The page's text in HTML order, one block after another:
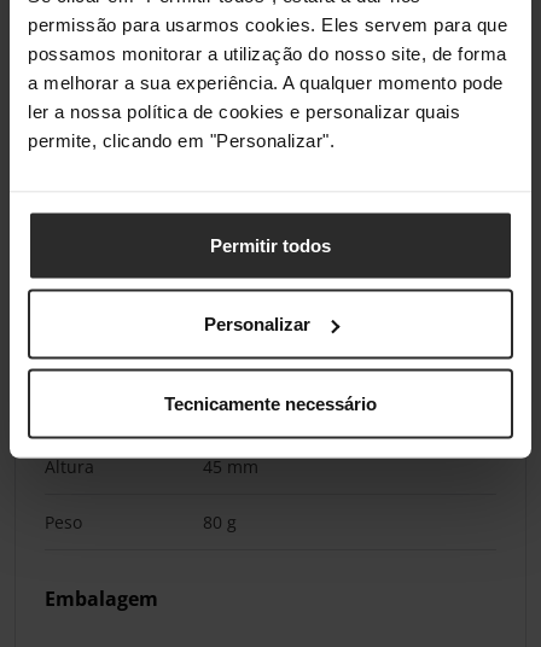
permissão para usarmos cookies. Eles servem para que
possamos monitorar a utilização do nosso site, de forma
a melhorar a sua experiência. A qualquer momento pode
ler a nossa política de cookies e personalizar quais
permite, clicando em "Personalizar".
Permitir todos
Personalizar
Tecnicamente necessário
saída (12V)
Corrente de
saída (15V)
3 A
Corrente de
2,25 A
Pesos e dimensões
Largura 28 mm
52 mm
Altura 45 mm
Peso 80 g
Embalagem